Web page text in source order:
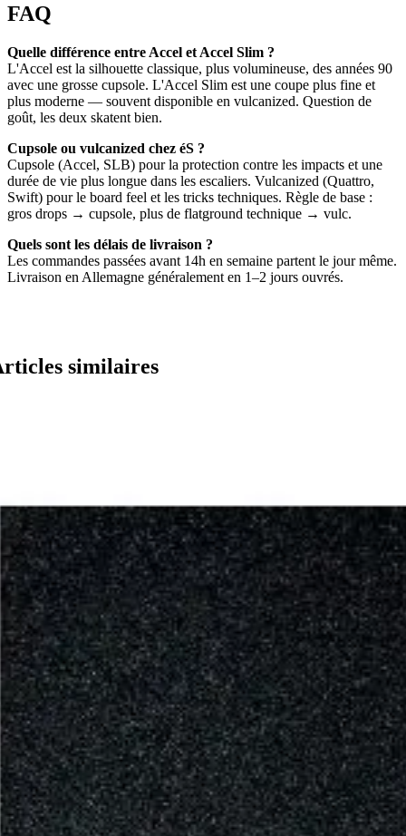
FAQ
Quelle différence entre Accel et Accel Slim ?
L'Accel est la silhouette classique, plus volumineuse, des années 90
avec une grosse cupsole. L'Accel Slim est une coupe plus fine et
plus moderne — souvent disponible en vulcanized. Question de
goût, les deux skatent bien.
Cupsole ou vulcanized chez éS ?
Cupsole (Accel, SLB) pour la protection contre les impacts et une
durée de vie plus longue dans les escaliers. Vulcanized (Quattro,
Swift) pour le board feel et les tricks techniques. Règle de base :
gros drops → cupsole, plus de flatground technique → vulc.
Quels sont les délais de livraison ?
Les commandes passées avant 14h en semaine partent le jour même.
Livraison en Allemagne généralement en 1–2 jours ouvrés.
similaires